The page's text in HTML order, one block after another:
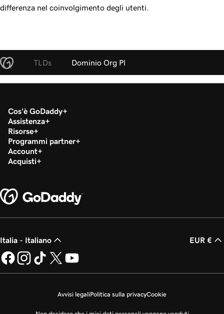
differenza nel coinvolgimento degli utenti.
TLDs Dominio Org Pl
Cos'è GoDaddy
Assistenza
Risorse
Programmi partner
Account
Acquisti
Italia - Italiano EUR €
Avvisi legaliPolitica sulla privacyCookie